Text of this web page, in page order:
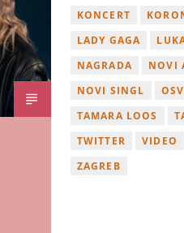
KONCERT
LADY GAGA
NAGRADA
NOVI
NOVI SINGL
TAMARA LOOS
TWITTER
VIDEO
ZAGREB